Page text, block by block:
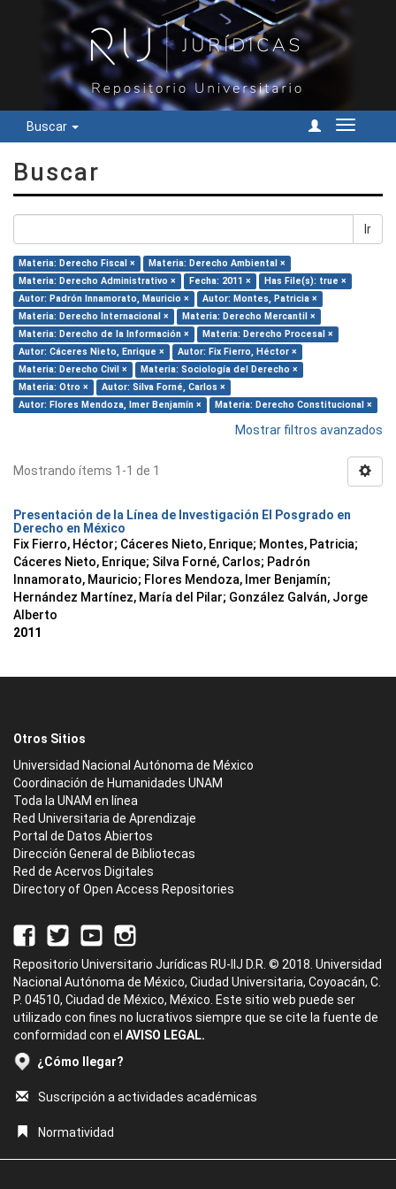
Buscar
Cambiar
Buscar
Ir
Materia: Derecho Fiscal ×
Materia: Derecho Ambiental ×
Materia: Derecho Administrativo ×
Fecha: 2011 ×
Has File(s): true ×
Autor: Padrón Innamorato, Mauricio ×
Autor: Montes, Patricia ×
Materia: Derecho Internacional ×
Materia: Derecho Mercantil ×
Materia: Derecho de la Información ×
Materia: Derecho Procesal ×
Autor: Cáceres Nieto, Enrique ×
Autor: Fix Fierro, Héctor ×
Materia: Derecho Civil ×
Materia: Sociología del Derecho ×
Materia: Otro ×
Autor: Silva Forné, Carlos ×
Autor: Flores Mendoza, Imer Benjamín ×
Materia: Derecho Constitucional ×
Mostrar filtros avanzados
Mostrando ítems 1-1 de 1
Presentación de la Línea de Investigación El Posgrado en
Derecho en México
Fix Fierro, Héctor; Cáceres Nieto, Enrique; Montes, Patricia;
Cáceres Nieto, Enrique; Silva Forné, Carlos; Padrón
Innamorato, Mauricio; Flores Mendoza, Imer Benjamín;
Hernández Martínez, María del Pilar; González Galván, Jorge
Alberto
2011
Otros Sitios
Universidad Nacional Autónoma de México
Coordinación de Humanidades UNAM
Toda la UNAM en línea
Red Universitaria de Aprendizaje
Portal de Datos Abiertos
Dirección General de Bibliotecas
Red de Acervos Digitales
Directory of Open Access Repositories
Repositorio Universitario Jurídicas RU-IIJ D.R. © 2018. Universidad
Nacional Autónoma de México, Ciudad Universitaria, Coyoacán, C.
P. 04510, Ciudad de México, México. Este sitio web puede ser
utilizado con fines no lucrativos siempre que se cite la fuente de
conformidad con el AVISO LEGAL.
¿Cómo llegar?
Suscripción a actividades académicas
Normatividad